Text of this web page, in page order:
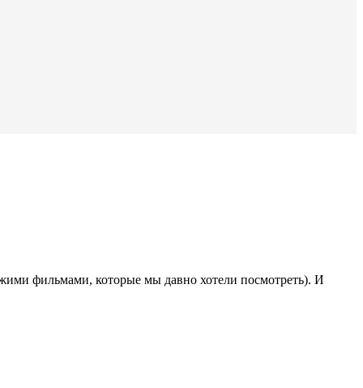
фильмами, которые мы давно хотели посмотреть). И